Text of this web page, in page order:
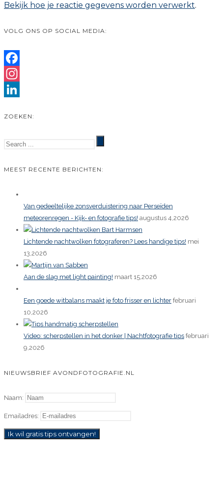
Bekijk hoe je reactie gegevens worden verwerkt.
VOLG ONS OP SOCIAL MEDIA:
Facebook
Instagram
ZOEKEN:
MEEST RECENTE BERICHTEN:
Van gedeeltelijke zonsverduistering naar Perseïden
meteorenregen - Kijk- en fotografie tips! augustus 4,2026
Lichtende nachtwolken fotograferen? Lees handige tips! mei
13,2026
Aan de slag met light painting! maart 15,2026
Een goede witbalans maakt je foto frisser en lichter februari
10,2026
Video: scherpstellen in het donker | Nachtfotografie tips februari
9,2026
NIEUWSBRIEF AVONDFOTOGRAFIE.NL
Naam:
Emailadres: